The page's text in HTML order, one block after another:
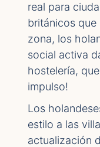
real para
británicos que
zona, los
social activa
hostelería,
impulso!
Los
estilo a las
actualización